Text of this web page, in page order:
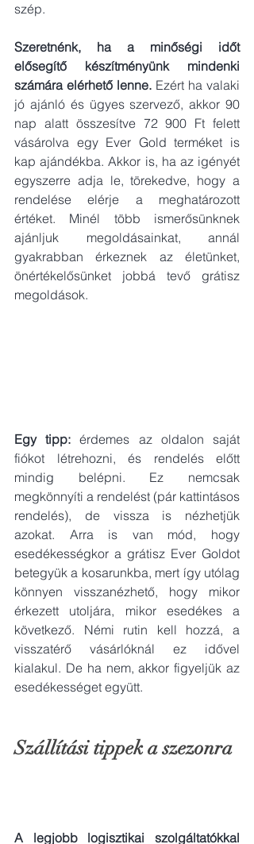
szép.
Szeretnénk, ha a minőségi időt
elősegítő készítményünk mindenki
számára elérhető lenne. Ezért ha valaki
jó ajánló és ügyes szervező, akkor 90
nap alatt összesítve 72 900 Ft felett
vásárolva egy Ever Gold terméket is
kap ajándékba. Akkor is, ha az igényét
egyszerre adja le, törekedve, hogy a
rendelése elérje a meghatározott
értéket. Minél több ismerősünknek
ajánljuk megoldásainkat, annál
gyakrabban érkeznek az életünket,
önértékelősünket jobbá tevő grátisz
megoldások.
Egy tipp: érdemes az oldalon saját
fiókot létrehozni, és rendelés előtt
mindig belépni. Ez nemcsak
megkönnyíti a rendelést (pár kattintásos
rendelés), de vissza is nézhetjük
azokat. Arra is van mód, hogy
esedékességkor a grátisz Ever Goldot
betegyük a kosarunkba, mert így utólag
könnyen visszanézhető, hogy mikor
érkezett utoljára, mikor esedékes a
következő. Némi rutin kell hozzá, a
visszatérő vásárlóknál ez idővel
kialakul. De ha nem, akkor figyeljük az
esedékességet együtt.
Szállítási tippek a szezonra
A legjobb logisztikai szolgáltatókkal